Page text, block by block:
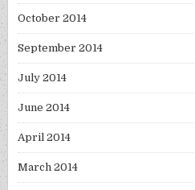
October 2014
September 2014
July 2014
June 2014
April 2014
March 2014